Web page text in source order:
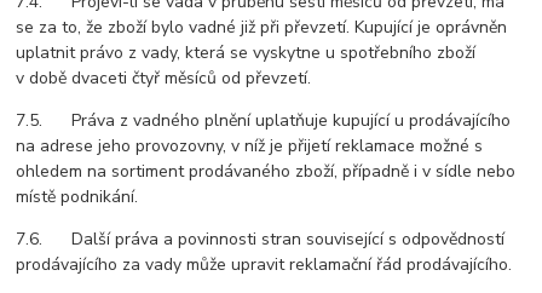
se za to, že zboží bylo vadné již při převzetí. Kupující je oprávněn
uplatnit právo z vady, která se vyskytne u spotřebního zboží
v době dvaceti čtyř měsíců od převzetí.
7.5. Práva z vadného plnění uplatňuje kupující u prodávajícího
na adrese jeho provozovny, v níž je přijetí reklamace možné s
ohledem na sortiment prodávaného zboží, případně i v sídle nebo
místě podnikání.
7.6. Další práva a povinnosti stran související s odpovědností
prodávajícího za vady může upravit reklamační řád prodávajícího.